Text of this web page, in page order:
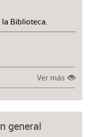
Biblioteca.
Ver más
general